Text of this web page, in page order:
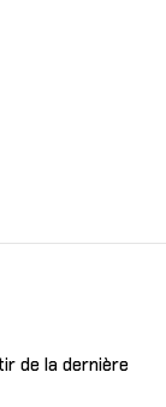
de la dernière